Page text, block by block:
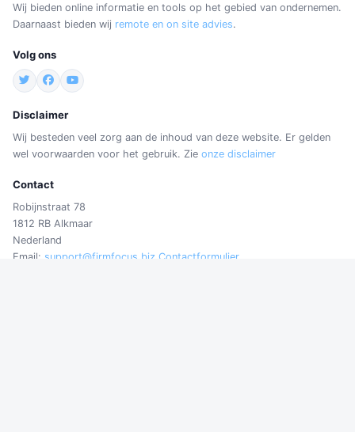
Wij bieden online informatie en tools op het gebied van ondernemen.
Daarnaast bieden wij remote en on site advies.
Volg ons
Disclaimer
Wij besteden veel zorg aan de inhoud van deze website. Er gelden
wel voorwaarden voor het gebruik. Zie onze disclaimer
Contact
Robijnstraat 78
1812 RB Alkmaar
Nederland
Email: support@firmfocus.biz Contactformulier